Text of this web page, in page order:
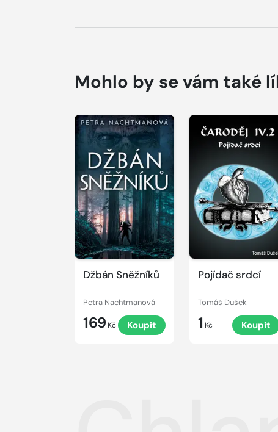
Mohlo by se vám také
Džbán Sněžníků
Petra Nachtmanová
169 Kč Koupit
Pojídač srdcí
Tomáš Dušek
1 Kč Koupit